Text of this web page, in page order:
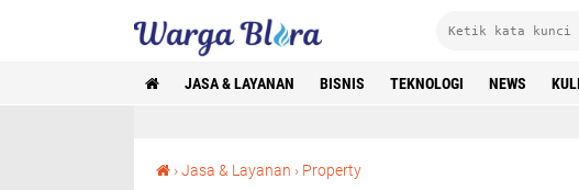
JASA & LAYANAN BISNIS TEKNOLOGI NEWS
›Jasa & Layanan › Property